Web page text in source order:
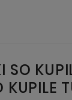
SO
KUPILE